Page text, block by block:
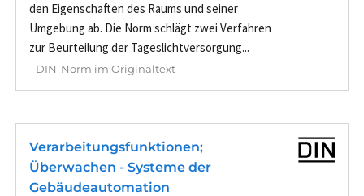
den Eigenschaften des Raums und seiner
Umgebung ab. Die Norm schlägt zwei Verfahren
zur Beurteilung der Tageslichtversorgung...
- DIN-Norm im Originaltext -
Verarbeitungsfunktionen;
Überwachen - Systeme der
Gebäudeautomation